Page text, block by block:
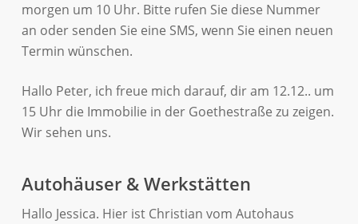
morgen um 10 Uhr. Bitte rufen Sie diese Nummer
an oder senden Sie eine SMS, wenn Sie einen neuen
Termin wünschen.
Hallo Peter, ich freue mich darauf, dir am 12.12.. um
15 Uhr die Immobilie in der Goethestraße zu zeigen.
Wir sehen uns.
Autohäuser & Werkstätten
Hallo Jessica. Hier ist Christian vom Autohaus